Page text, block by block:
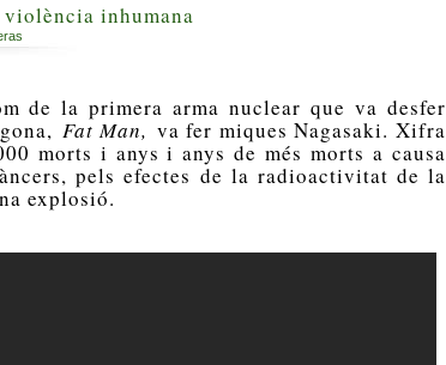
inhumana
de la primera arma nuclear que va desfer
Fat Man, va fer miques Nagasaki. Xifra
morts i anys i anys de més morts a causa
pels efectes de la radioactivitat de la
explosió.